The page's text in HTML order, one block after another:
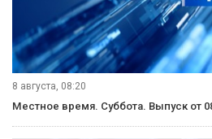
8 августа, 08:20
Местное время. Суббота. Выпуск от